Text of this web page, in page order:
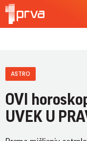
ASTRO
OVI
UVEK U